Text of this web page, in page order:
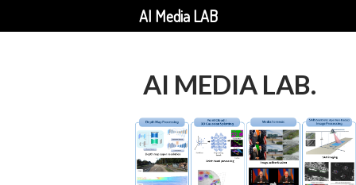
AI MEDIA LAB.
AI Media LAB